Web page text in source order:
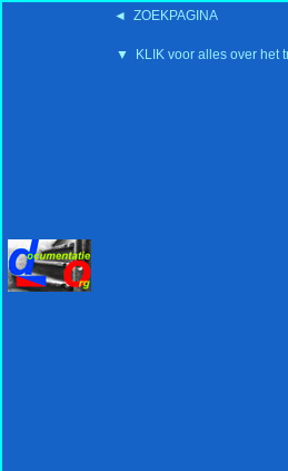
◄ ZOEKPAGINA
▼ KLIK voor alles over het
'15:19 19-2-2008